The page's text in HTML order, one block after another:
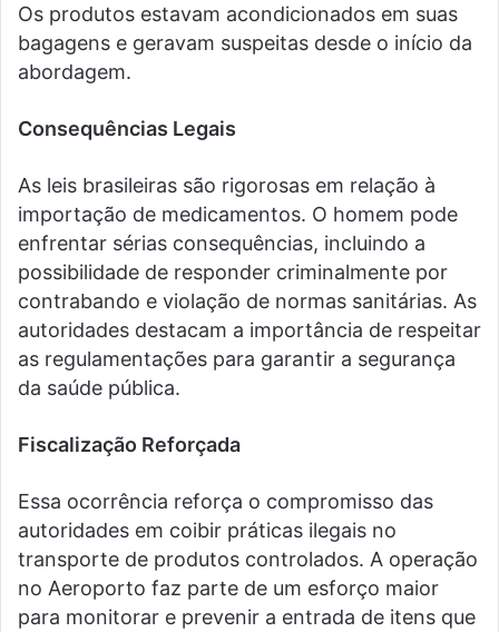
Os produtos estavam acondicionados em suas
bagagens e geravam suspeitas desde o início da
abordagem.
Consequências Legais
As leis brasileiras são rigorosas em relação à
importação de medicamentos. O homem pode
enfrentar sérias consequências, incluindo a
possibilidade de responder criminalmente por
contrabando e violação de normas sanitárias. As
autoridades destacam a importância de respeitar
as regulamentações para garantir a segurança
da saúde pública.
Fiscalização Reforçada
Essa ocorrência reforça o compromisso das
autoridades em coibir práticas ilegais no
transporte de produtos controlados. A operação
no Aeroporto faz parte de um esforço maior
para monitorar e prevenir a entrada de itens que